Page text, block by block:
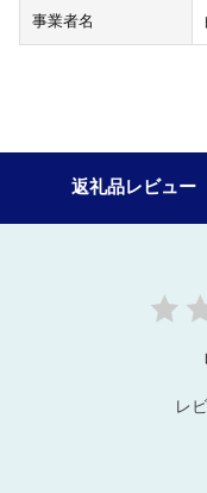
事業者名
返礼品レビュー
レ